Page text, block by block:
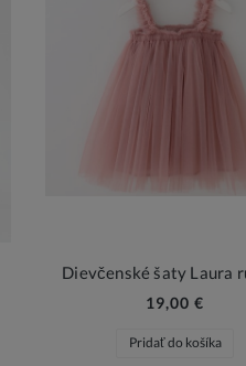
Dievčenské šaty Laura
19,00 €
Pridať do košíka